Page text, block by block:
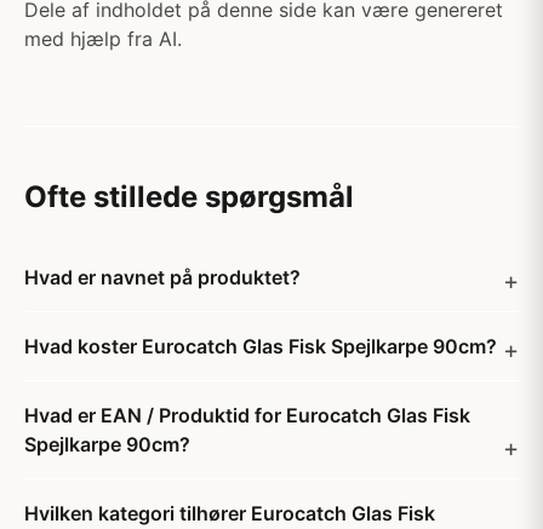
Dele af indholdet på denne side kan være genereret
med hjælp fra AI.
Ofte stillede spørgsmål
Hvad er navnet på produktet?
Hvad koster Eurocatch Glas Fisk Spejlkarpe 90cm?
Hvad er EAN / Produktid for Eurocatch Glas Fisk
Spejlkarpe 90cm?
Hvilken kategori tilhører Eurocatch Glas Fisk